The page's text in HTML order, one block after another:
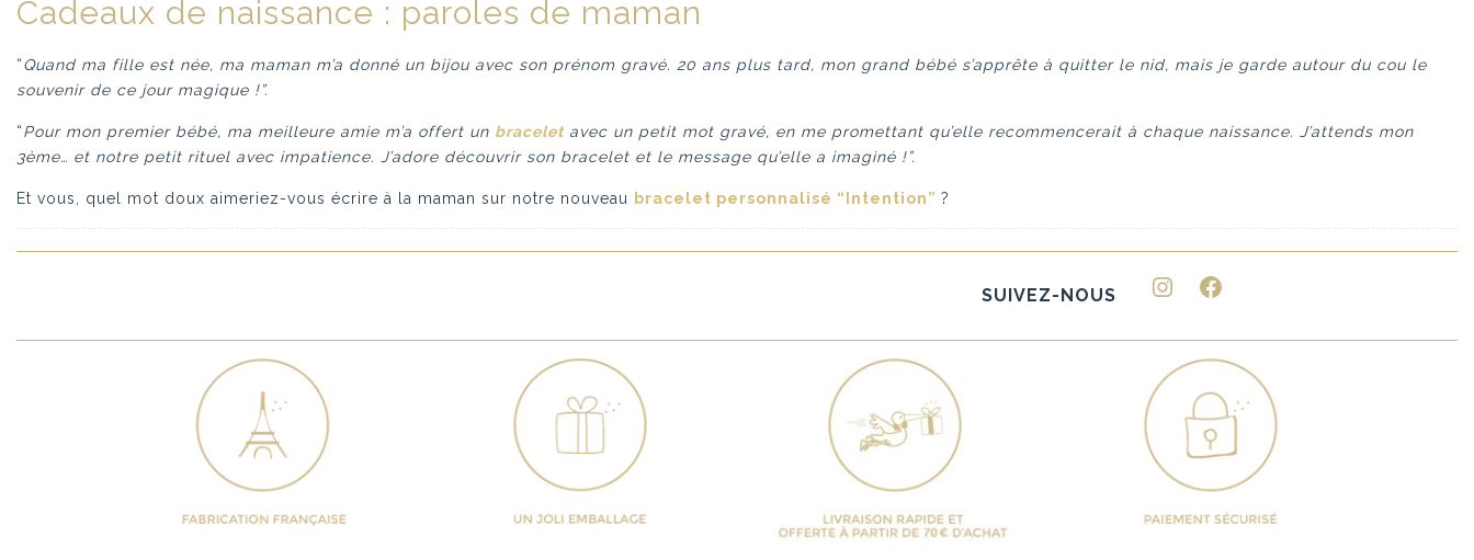
Cadeaux de naissance : paroles de maman
“Quand ma fille est née, ma maman m’a donné un bijou avec son prénom gravé. 20 ans plus tard, mon grand bébé s’apprête à quitter le nid, mais je garde autour du cou le
souvenir de ce jour magique !”.
“Pour mon premier bébé, ma meilleure amie m’a offert un braceletavec un petit mot gravé, en me promettant qu’elle recommencerait à chaque naissance. J’attends mon
3ème… et notre petit rituel avec impatience. J’adore découvrir son bracelet et le message qu’elle a imaginé !”.
Et vous, quel mot doux aimeriez-vous écrire à la maman sur notre nouveau bracelet personnalisé “Intention” ?
Instagram Facebook